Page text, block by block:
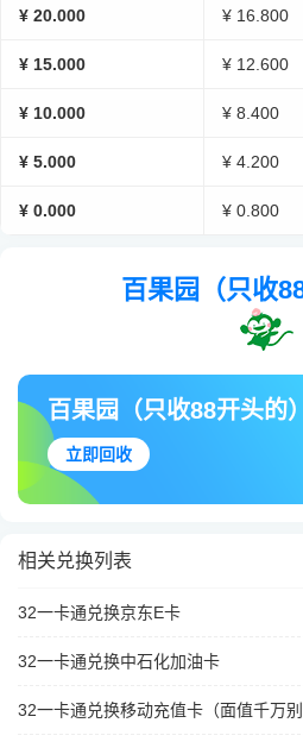
¥ 20.000 ¥ 16.800
¥ 15.000 ¥ 12.600
¥ 10.000 ¥ 8.400
¥ 5.000 ¥ 4.200
¥ 0.000 ¥ 0.800
百果园（只收
百果园（只收88开头的
立即回收
相关兑换列表
32一卡通兑换京东E卡
32一卡通兑换中石化加油卡
32一卡通兑换移动充值卡（面值千万别